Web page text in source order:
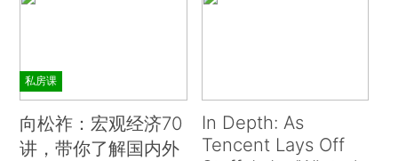
私房课
向松祚：宏观经济70
讲，带你了解国内外
In Depth: As
Tencent Lays Off